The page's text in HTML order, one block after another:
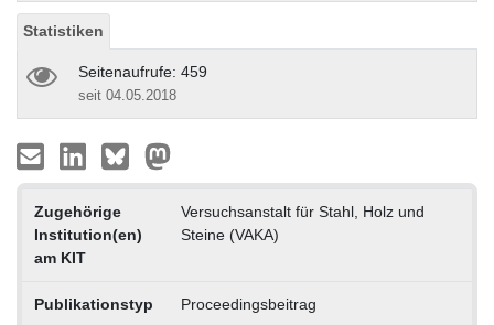
Statistiken
Seitenaufrufe: 459
seit 04.05.2018
Zugehörige
Institution(en)
am KIT
Versuchsanstalt für Stahl, Holz und
Steine (VAKA)
Publikationstyp Proceedingsbeitrag